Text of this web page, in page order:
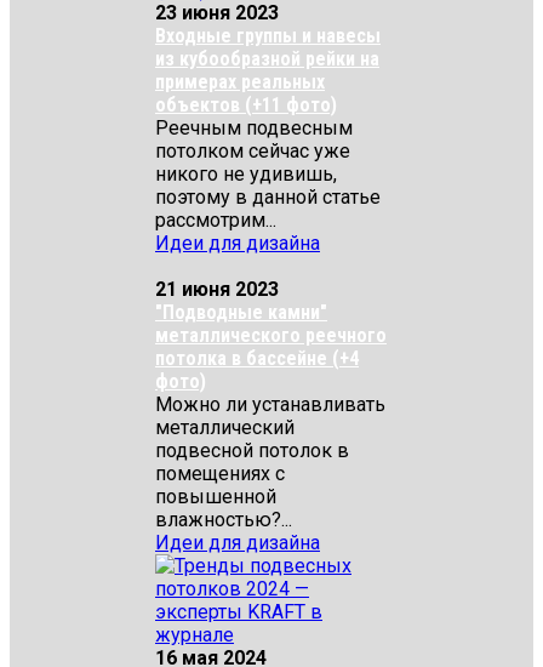
23 июня 2023
Входные группы и навесы
из кубообразной рейки на
примерах реальных
объектов (+11 фото)
Реечным подвесным
потолком сейчас уже
никого не удивишь,
поэтому в данной статье
рассмотрим...
Идеи для дизайна
21 июня 2023
"Подводные камни"
металлического реечного
потолка в бассейне (+4
фото)
Можно ли устанавливать
металлический
подвесной потолок в
помещениях с
повышенной
влажностью?...
Идеи для дизайна
16 мая 2024